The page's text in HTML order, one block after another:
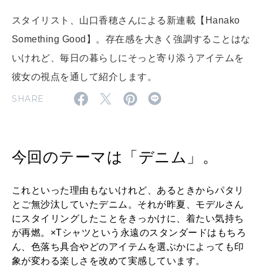
WORK&MONEY
いい人生って？
MAGAZINE
2026年7月号「鎌倉 ローカルが 教えてくれた 本当の歩き方。」
2026年6月号「大銀座 トレンドが生まれる 新しい一流店へ。」
2026年5月号「“大好き”に出会いに。韓国」
MAGAZINE MOOK
FOLLOW US!
スタイリスト、山口香穂さんによる新連載【Hanako
Something Good】。存在感を大きく強調することはな
いけれど、毎日の暮らしにそっと寄り添うアイテムを
彼女の視点を通して紹介します。
SHARE
今回のテーマは「デニム」。
これといった理由もないけれど、あるときからパタリ
とご無沙汰していたデニム。それが昨夏、モデルさん
にスタイリングしたことをきっかけに、着たい気持ち
が再燃。×Tシャツという永遠のスタンダードはもちろ
ん、色落ち具合やどのアイテムを選ぶかによっても印
象が変わる楽しさを改めて実感しています。